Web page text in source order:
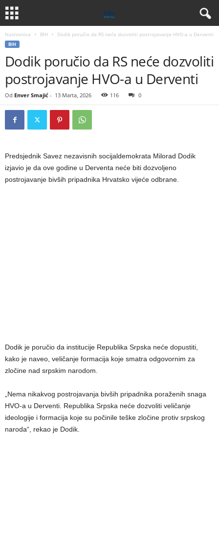
Naslovnica BIH Dodik poručio da RS neće dozvoliti postrojavanje HVO-a u Derventi
BIH
Dodik poručio da RS neće dozvoliti
postrojavanje HVO-a u Derventi
Od Enver Smajić - 13 Marta, 2026 116 0
Predsjednik Savez nezavisnih socijaldemokrata Milorad Dodik
izjavio je da ove godine u Derventa neće biti dozvoljeno
postrojavanje bivših pripadnika Hrvatsko vijeće odbrane.
Dodik je poručio da institucije Republika Srpska neće dopustiti,
kako je naveo, veličanje formacija koje smatra odgovornim za
zločine nad srpskim narodom.
„Nema nikakvog postrojavanja bivših pripadnika poraženih snaga
HVO-a u Derventi. Republika Srpska neće dozvoliti veličanje
ideologije i formacija koje su počinile teške zločine protiv srpskog
naroda“, rekao je Dodik.